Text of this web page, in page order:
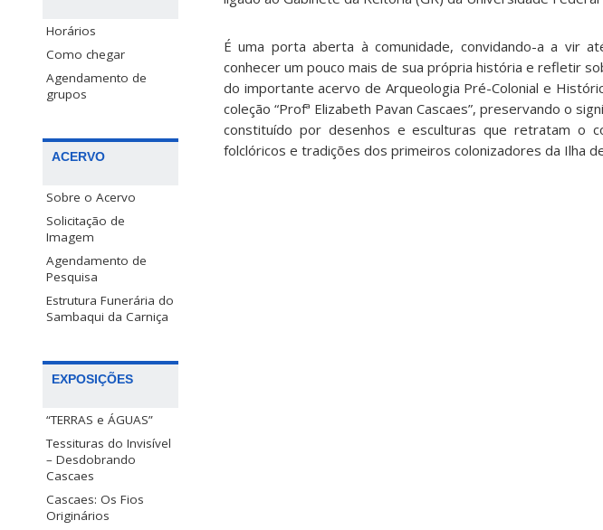
Horários
Como chegar
Agendamento de
grupos
ACERVO
Sobre o Acervo
Solicitação de
Imagem
Agendamento de
Pesquisa
Estrutura Funerária do
Sambaqui da Carniça
EXPOSIÇÕES
“TERRAS e ÁGUAS”
Tessituras do Invisível
– Desdobrando
Cascaes
Cascaes: Os Fios
Originários
É uma porta aberta à comunidade, convidando-a a vir
conhecer um pouco mais de sua própria história e refletir
do importante acervo de Arqueologia Pré-Colonial e
coleção “Profª Elizabeth Pavan Cascaes”, preservando o
constituído por desenhos e esculturas que retratam o
folclóricos e tradições dos primeiros colonizadores da Ilha